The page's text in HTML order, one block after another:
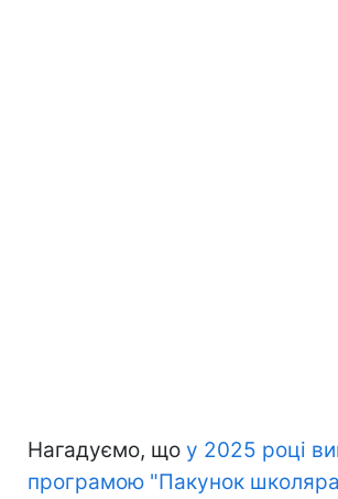
Нагадуємо, що у 2025 році
програмою "Пакунок